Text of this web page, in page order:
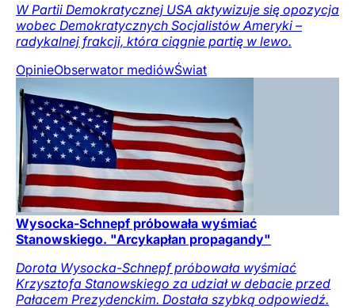
W Partii Demokratycznej USA aktywizuje się opozycja
wobec Demokratycznych Socjalistów Ameryki –
radykalnej frakcji, która ciągnie partię w lewo.
OpinieObserwator mediówŚwiat
Wysocka-Schnepf próbowała wyśmiać
Stanowskiego. "Arcykapłan propagandy"
Dorota Wysocka-Schnepf próbowała wyśmiać
Krzysztofa Stanowskiego za udział w debacie przed
Pałacem Prezydenckim. Dostała szybką odpowiedź.